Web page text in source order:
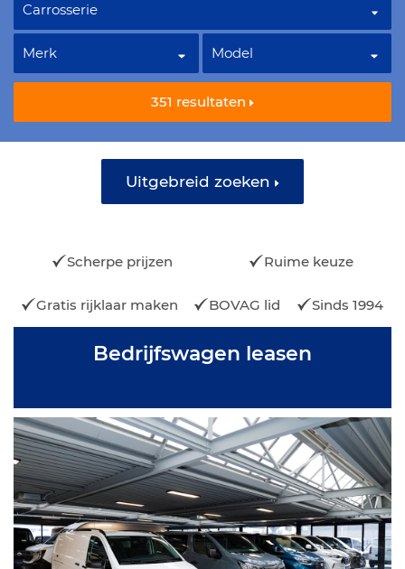
351 resultaten
Uitgebreid zoeken
Scherpe prijzen Ruime keuze
Gratis rijklaar maken BOVAG lid Sinds 1994
Bedrijfswagen leasen